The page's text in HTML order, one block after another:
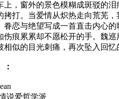
上，窗外的景色模糊成斑驳的
拷打。当爱情从炽热走向荒芜
眷恋与绝望写成一首直击内心
伤痕累累却不愿松开的手。魏
相似的目光刺痛，再次坠入回忆
：
说爱哲学派